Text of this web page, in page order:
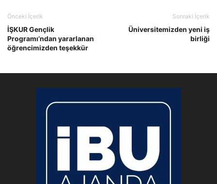
Önceki İçerik
İŞKUR Gençlik
Programı’ndan yararlanan
öğrencimizden teşekkür
Sonraki İçerik
Üniversitemizden yeni iş
birliği